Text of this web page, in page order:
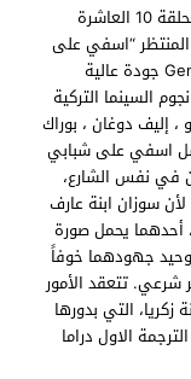
مشاهدة وتحميل مسلسل اسفي على شبابي الحلقة 10 العاشرة
“اسفي على
شبابي حلقة 10” اون لاين Gençliğim Eyvah EP10 جودة عالية
السينما التركية
، إليف دوغان ، بوراك
اسفي على شبابي
في نفس الشارع،
سوزان ابنة عارف
أحدهما يحمل صورة
جهودهما خوفاً
تتعقد الأمور
زكريا، التي بدورها
الاول دراما